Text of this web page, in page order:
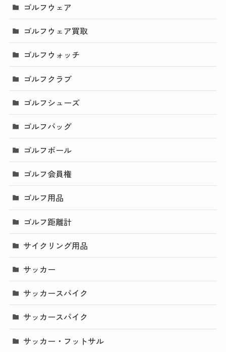
ゴルフウェア
ゴルフウェア買取
ゴルフウォッチ
ゴルフクラブ
ゴルフシューズ
ゴルフバッグ
ゴルフボール
ゴルフ会員権
ゴルフ用品
ゴルフ距離計
サイクリング用品
サッカー
サッカースパイク
サッカースパイク
サッカー・フットサル